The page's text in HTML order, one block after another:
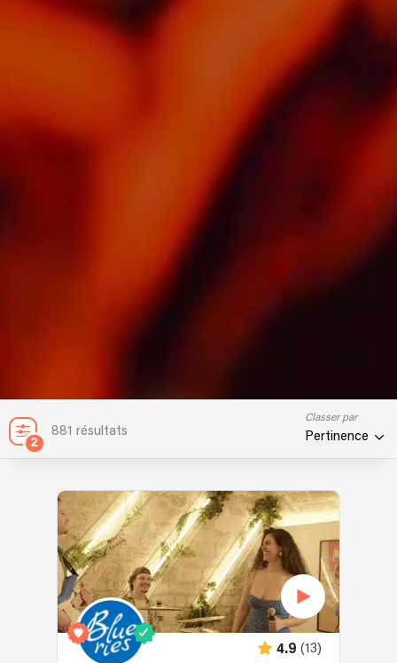
2
881 résultats
Classer par
Pertinence
4.9 (13)